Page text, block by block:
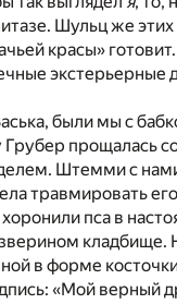
Шульц же
красы»
экстерьерные
были мы с
прощалась
Штемми с
травмировать
хоронили пса в
кладбище.
в форме
«Мой верный